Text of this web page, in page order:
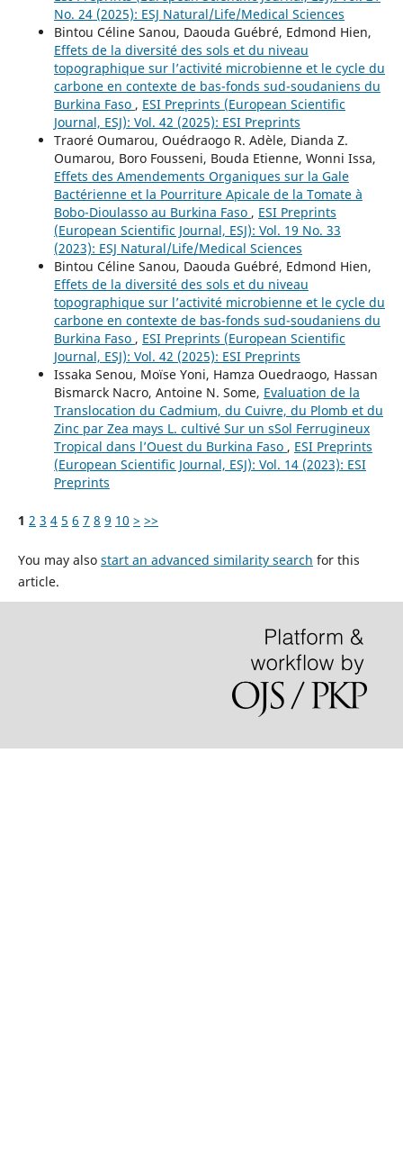
No. 24 (2025): ESJ Natural/Life/Medical Sciences
Bintou Céline Sanou, Daouda Guébré, Edmond Hien,
Effets de la diversité des sols et du niveau
topographique sur l’activité microbienne et le cycle du
carbone en contexte de bas-fonds sud-soudaniens du
Burkina Faso , ESI Preprints (European Scientific
Journal, ESJ): Vol. 42 (2025): ESI Preprints
Traoré Oumarou, Ouédraogo R. Adèle, Dianda Z.
Oumarou, Boro Fousseni, Bouda Etienne, Wonni Issa,
Effets des Amendements Organiques sur la Gale
Bactérienne et la Pourriture Apicale de la Tomate à
Bobo-Dioulasso au Burkina Faso , ESI Preprints
(European Scientific Journal, ESJ): Vol. 19 No. 33
(2023): ESJ Natural/Life/Medical Sciences
Bintou Céline Sanou, Daouda Guébré, Edmond Hien,
Effets de la diversité des sols et du niveau
topographique sur l’activité microbienne et le cycle du
carbone en contexte de bas-fonds sud-soudaniens du
Burkina Faso , ESI Preprints (European Scientific
Journal, ESJ): Vol. 42 (2025): ESI Preprints
Issaka Senou, Moïse Yoni, Hamza Ouedraogo, Hassan
Bismarck Nacro, Antoine N. Some, Evaluation de la
Translocation du Cadmium, du Cuivre, du Plomb et du
Zinc par Zea mays L. cultivé Sur un sSol Ferrugineux
Tropical dans l’Ouest du Burkina Faso , ESI Preprints
(European Scientific Journal, ESJ): Vol. 14 (2023): ESI
Preprints
1 2 3 4 5 6 7 8 9 10 > >>
You may also start an advanced similarity search for this
article.